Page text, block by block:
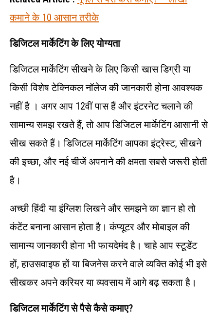
कमाने के 10 आसान तरीके
डिजिटल मार्केटिंग के लिए योग्यता
डिजिटल मार्केटिंग सीखने के लिए किसी खास डिग्री या
किसी विशेष टेक्निकल नॉलेज की जानकारी होना आवश्यक
नहीं है । अगर आप 12वीं पास हैं और इंटरनेट चलाने की
सामान्य समझ रखते हैं, तो आप डिजिटल मार्केटिंग आसानी से
सीख सकते हैं। डिजिटल मार्केटिंग आपका इंट्रेस्ट, सीखने
की इच्छा, और नई चीजें अपनाने की क्षमता सबसे जरूरी होती
है।
अच्छी हिंदी या इंग्लिश लिखने और समझने का ज्ञान हो तो
कंटेंट बनाना आसान होता है। कंप्यूटर और मोबाइल की
सामान्य जानकारी होना भी फायदेमंद है। चाहे आप स्टूडेंट
हों, हाउसवाइफ हों या बिजनेस करने वाले व्यक्ति कोई भी इसे
सीखकर अपने करियर या व्यवसाय में आगे बढ़ सकता है।
डिजिटल मार्केटिंग से पैसे कैसे कमाए?